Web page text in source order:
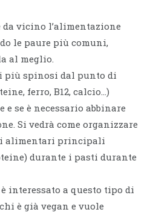
vicino l’alimentazione
le paure più comuni,
al meglio.
più spinosi dal punto di
ferro, B12, calcio…)
e se è necessario abbinare
Si vedrà come organizzare
alimentari principali
durante i pasti durante
interessato a questo tipo di
è già vegan e vuole